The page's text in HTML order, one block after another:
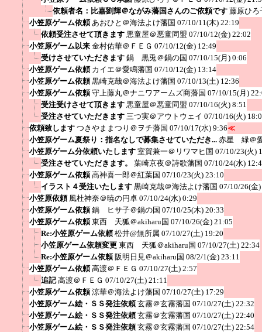
依頼者名：比嘉劉輝＠ながみ藩国さんのご依頼です 藤原ひろ
小笠原ゲーム依頼 あおひと＠海法よけ藩国 07/10/11(木) 22:19
依頼受注させて頂きます 悪童屋＠悪童同盟 07/10/12(金) 22:02
小笠原ゲーム以来 金村佑華＠ＦＥＧ 07/10/12(金) 12:49
受けさせていただきます 鍋 黒兎＠鍋の国 07/10/15(月) 0:06
小笠原ゲーム依頼 カイエ＠愛鳴藩国 07/10/12(金) 13:14
小笠原ゲーム依頼 黒崎克哉＠海法よけ藩国 07/10/13(土) 12:36
小笠原ゲーム依頼 守上藤丸＠ナニワアームズ商藩国 07/10/15(月)
受注受けさせて頂きます 悪童屋＠悪童同盟 07/10/16(火) 8:51
受注させていただきます 三つ実＠アウトウェイ 07/10/16(火)
依頼致します つきやままつり＠ヲチ藩国 07/10/17(水) 9:36≪
小笠原ゲーム夏祭り：指名なしで募集させていただき... 赤星 緑＠
小笠原ゲーム分依頼いたします 室賀兼一＠リワマヒ国 07/10/23(火)
受注させていただきます。
葉崎京夜＠詩歌藩国 07/10/24(水)
小笠原ゲーム依頼 高神喜一郎＠紅葉国 07/10/23(火) 23:10
イラスト４受注いたします 黒崎克哉＠海法よけ藩国 07/10/26(金
小笠原依頼 風杜神奈＠暁の円卓 07/10/24(水) 0:29
小笠原ゲーム依頼 鍋 ヒサ子＠鍋の国 07/10/25(木) 20:33
小笠原ゲーム依頼 東西 天狐＠akiharu国 07/10/26(金) 21:05
Re:小笠原ゲーム依頼 松井@無所属 07/10/27(土) 19:20
小笠原ゲーム依頼変更 東西 天狐＠akiharu国 07/10/27(土) 22:34
Re:小笠原ゲーム依頼 阪明日見＠akiharu国 08/2/1(金) 23:11
小笠原ゲーム依頼 高渡＠ＦＥＧ 07/10/27(土) 2:57
追記 高渡＠ＦＥＧ 07/10/27(土) 21:11
小笠原ゲーム依頼 涼華＠海法よけ藩国 07/10/27(土) 17:29
小笠原ゲーム絵・ＳＳ発注依頼 玄霧＠玄霧藩国 07/10/27(土) 22:32
小笠原ゲーム絵・ＳＳ発注依頼 玄霧＠玄霧藩国 07/10/27(土) 22:40
小笠原ゲーム絵・ＳＳ発注依頼 玄霧＠玄霧藩国 07/10/27(土) 22:54